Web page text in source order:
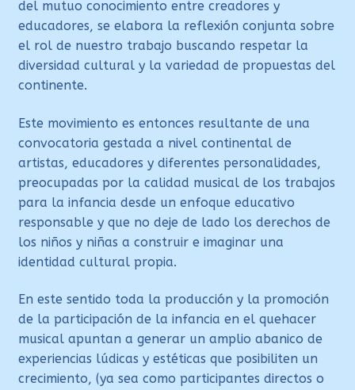
del mutuo conocimiento entre creadores y
educadores, se elabora la reflexión conjunta sobre
el rol de nuestro trabajo buscando respetar la
diversidad cultural y la variedad de propuestas del
continente.
Este movimiento es entonces resultante de una
convocatoria gestada a nivel continental de
artistas, educadores y diferentes personalidades,
preocupadas por la calidad musical de los trabajos
para la infancia desde un enfoque educativo
responsable y que no deje de lado los derechos de
los niños y niñas a construir e imaginar una
identidad cultural propia.
En este sentido toda la producción y la promoción
de la participación de la infancia en el quehacer
musical apuntan a generar un amplio abanico de
experiencias lúdicas y estéticas que posibiliten un
crecimiento, (ya sea como participantes directos o